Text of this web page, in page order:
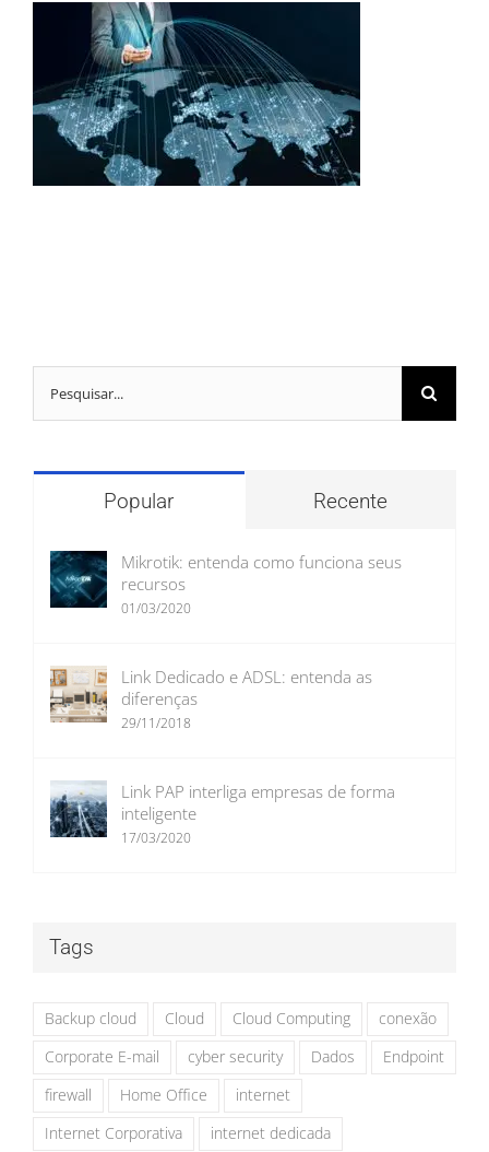
Popular Recente
Mikrotik: entenda como funciona seus
recursos
01/03/2020
Link Dedicado e ADSL: entenda as
diferenças
29/11/2018
Link PAP interliga empresas de forma
inteligente
17/03/2020
Tags
Backup cloud Cloud Cloud Computing
conexão
Corporate E-mail
cyber security Dados
Endpoint
firewall
Home Office
internet
Internet Corporativa
internet dedicada